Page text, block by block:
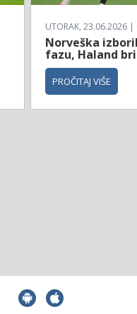
UTORAK, 23.06.2026 |
Norveška
fazu, Haland
PROČITAJ VIŠE